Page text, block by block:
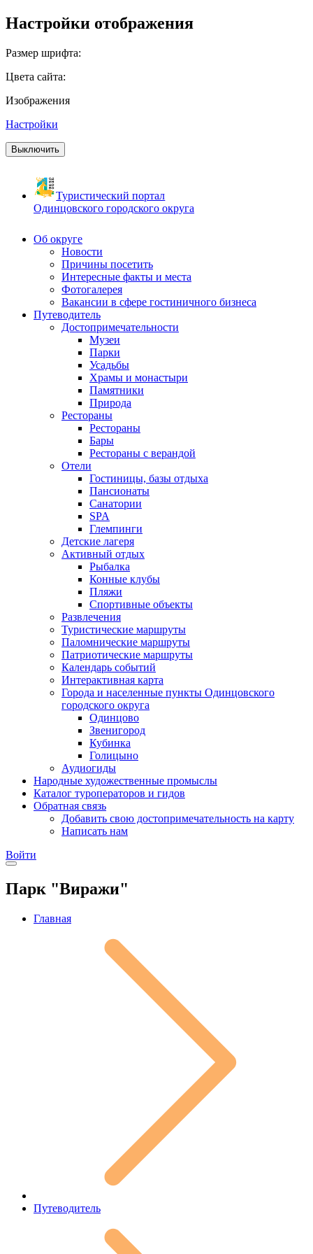
Настройки отображения
Размер шрифта:
Цвета сайта:
Изображения
Настройки
Выключить
Туристический портал
Одинцовского городского округа
Об округе
Новости
Причины посетить
Интересные факты и места
Фотогалерея
Вакансии в сфере гостиничного бизнеса
Путеводитель
Достопримечательности
Музеи
Парки
Усадьбы
Храмы и монастыри
Памятники
Природа
Рестораны
Рестораны
Бары
Рестораны с верандой
Отели
Гостиницы, базы отдыха
Пансионаты
Санатории
SPA
Глемпинги
Детские лагеря
Активный отдых
Рыбалка
Конные клубы
Пляжи
Спортивные объекты
Развлечения
Туристические маршруты
Паломнические маршруты
Патриотические маршруты
Календарь событий
Интерактивная карта
Города и населенные пункты Одинцовского
городского округа
Одинцово
Звенигород
Кубинка
Голицыно
Аудиогиды
Народные художественные промыслы
Каталог туроператоров и гидов
Обратная связь
Добавить свою достопримечательность на карту
Написать нам
Войти
Парк "Виражи"
Главная
Путеводитель